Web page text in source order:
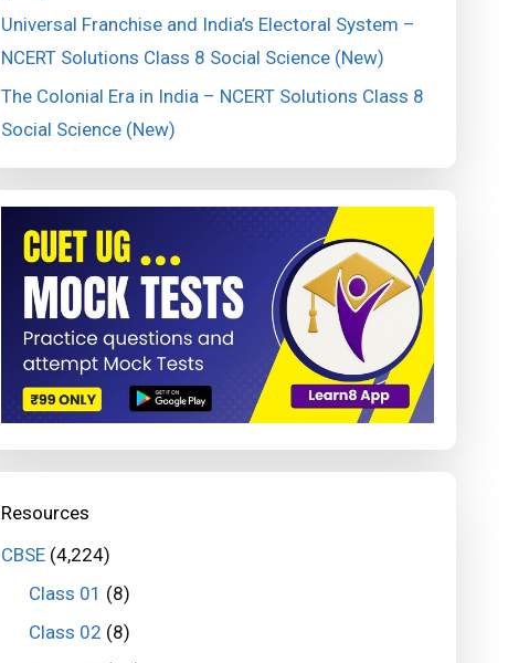
Universal Franchise and India’s Electoral System –
NCERT Solutions Class 8 Social Science (New)
The Colonial Era in India – NCERT Solutions Class 8
Social Science (New)
Resources
CBSE(4,224)
Class 01 (8)
Class 02 (8)